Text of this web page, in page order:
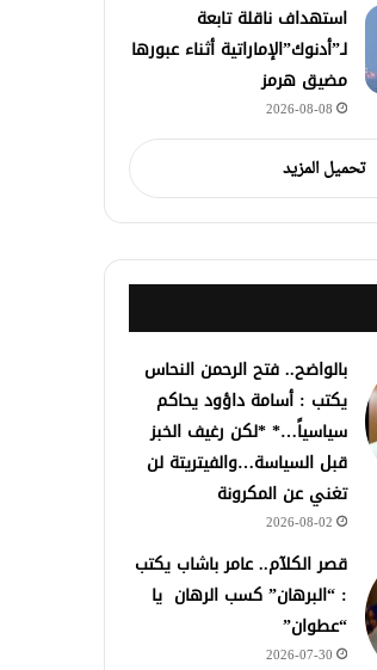
استهداف ناقلة تابعة
لـ”أدنوك”الإماراتية أثناء عبورها
مضيق هرمز
2026-08-08
تحميل المزيد
بالواضح.. فتح الرحمن النحاس
يكتب : أسامة داؤود يحاكم
سياسياً…* *لكن رغيف الخبز
قبل السياسة…والفيتريتة لن
تغني عن المكرونة
2026-08-02
قصر الكلآم.. عامر باشاب يكتب
: “البرهان” كسب الرهان يا
“عطوان”
2026-07-30